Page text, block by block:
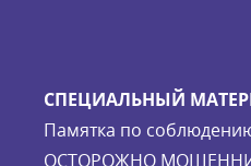
СПЕЦИАЛЬНЫЙ
Памятка по
ОСТОРОЖНО